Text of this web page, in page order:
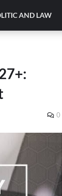
AND LAW
0